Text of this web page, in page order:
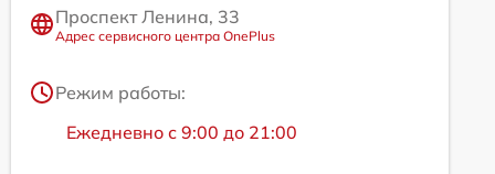
Проспект Ленина, 33
Адрес сервисного центра OnePlus
Режим работы:
Ежедневно с 9:00 до 21:00